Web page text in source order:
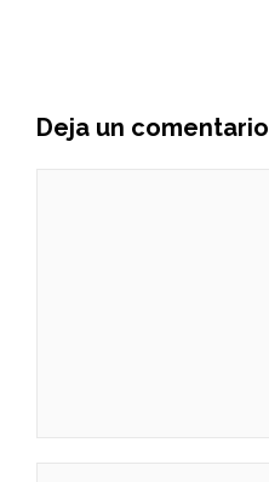
Deja un comentario